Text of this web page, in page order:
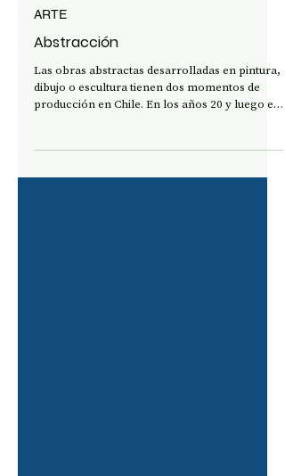
5 feb
ARTE
Abstracción
dibujo o escultura tienen dos momentos de